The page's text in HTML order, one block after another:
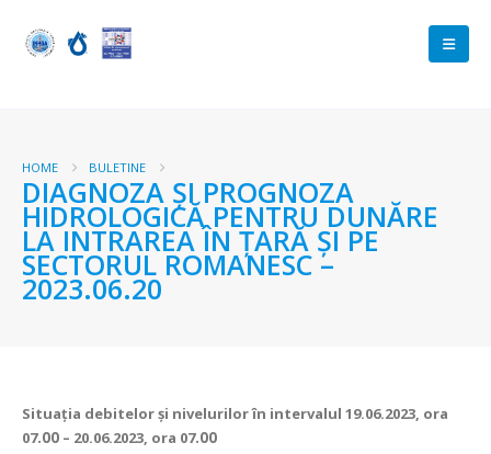
HOME BULETINE
DIAGNOZA ŞI PROGNOZA
HIDROLOGICĂ PENTRU DUNĂRE
LA INTRAREA ÎN ŢARĂ ŞI PE
SECTORUL ROMANESC –
2023.06.20
Situaţia debitelor şi nivelurilorîn intervalul 19.06.2023, ora
07.00 – 20.06.2023, ora 07.00